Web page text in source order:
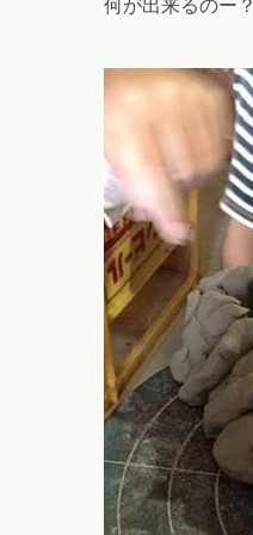
何が出来るのー？